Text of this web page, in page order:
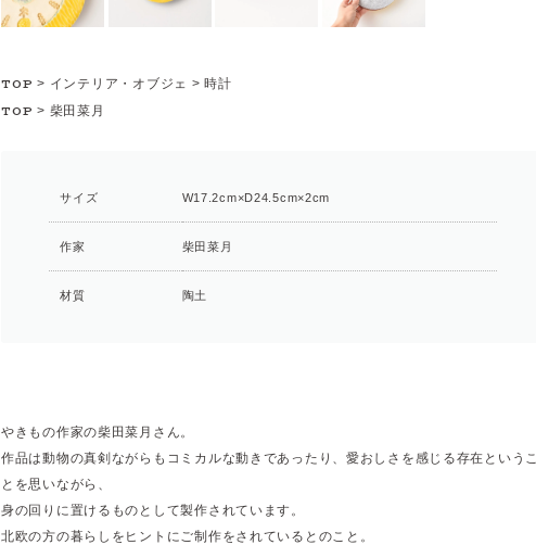
TOP > インテリア・オブジェ >時計
TOP > 柴田菜月
サイズ W17.2cm×D24.5cm×2cm
作家 柴田菜月
材質 陶土
やきもの作家の柴田菜月さん。
作品は動物の真剣ながらもコミカルな動きであったり、愛おしさを感じる存在というこ
とを思いながら、
身の回りに置けるものとして製作されています。
北欧の方の暮らしをヒントにご制作をされているとのこと。